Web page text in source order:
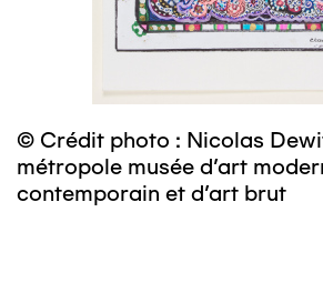
© Crédit photo : Nicolas
métropole musée d’art
contemporain et d’art brut